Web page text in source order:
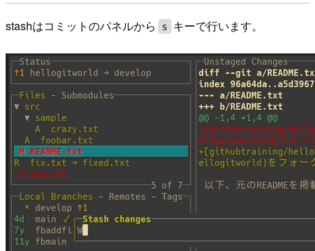
stashはコミットのパネルから s キーで行います。